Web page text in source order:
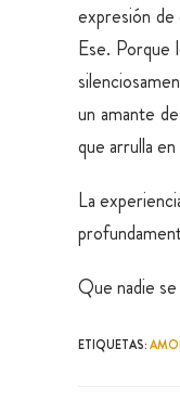
expresión de
Ese. Porque
un amante
que arrulla
La
Que nadie
ETIQUETAS: